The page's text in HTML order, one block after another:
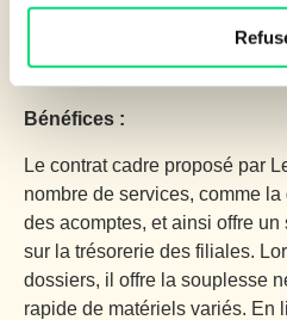
contrat d’application et
locatives. Depuis, ce contrat a
d’euros annuel
Bénéfices :
Le contrat cadre proposé par
nombre de services, comme
des acomptes, et ainsi offre
sur la trésorerie des filiales.
dossiers, il offre la souplesse
rapide de matériels variés. En